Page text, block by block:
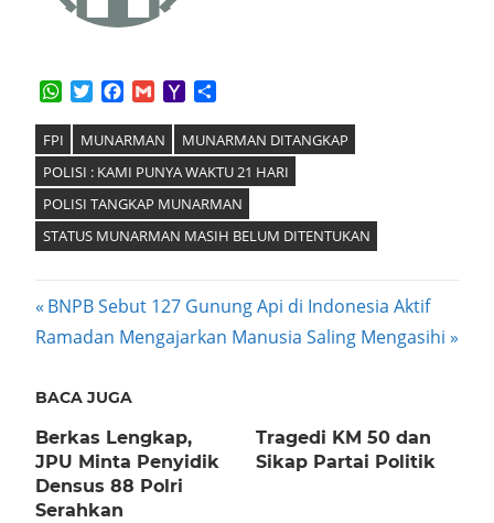
WhatsApp
TwitterFacebook
GmailYahoo
FPI MUNARMAN
MUNARMAN DITANGKAP
POLISI : KAMI PUNYA WAKTU 21 HARI
POLISI TANGKAP MUNARMAN
STATUS MUNARMAN MASIH BELUM DITENTUKAN
Post
navigation
Previous
Post:
BNPB Sebut 127 Gunung Api di Indonesia Aktif
Next
Ramadan Mengajarkan Manusia Saling Mengasihi
BACA JUGA
Berkas Lengkap,
JPU Minta Penyidik
Densus 88 Polri
Serahkan
Tragedi KM 50 dan
Sikap Partai Politik